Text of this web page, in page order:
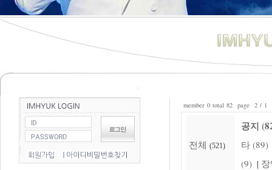
member 0 total 82 page 2 / 1
전체 (521)
공지
타 (89)
(9) |